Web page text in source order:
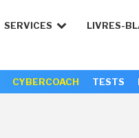
SERVICES LIVRES-
CYBERCOACH TESTS